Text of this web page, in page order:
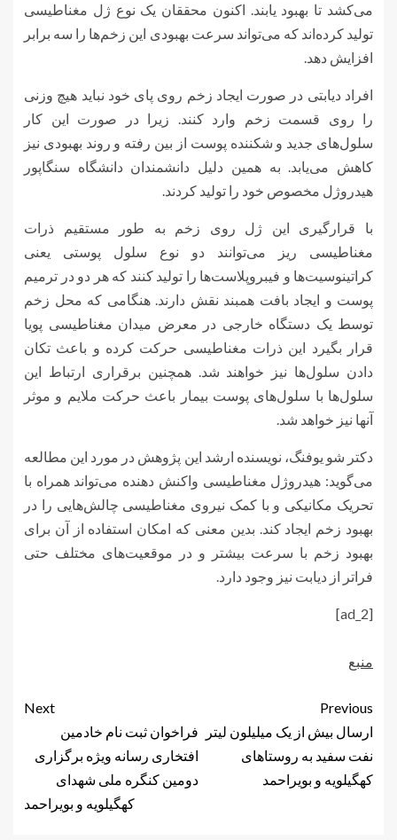
می‌کشد تا بهبود یابند. اکنون محققان یک نوع ژل مغناطیسی
تولید کرده‌اند که می‌تواند سرعت بهبودی این زخم‌ها را سه برابر
افزایش دهد.
افراد دیابتی در صورت ایجاد زخم روی پای خود نباید هیچ وزنی
را روی قسمت زخم وارد کنند. زیرا در صورت این کار
سلول‌های جدید و شکننده پوست از بین رفته و روند بهبودی نیز
کاهش می‌یابد. به همین دلیل دانشمندان دانشگاه سنگاپور
هیدروژل مخصوص خود را تولید کردند.
با قرارگیری این ژل روی زخم به طور مستقیم ذرات
مغناطیسی ریز می‌توانند دو نوع سلول پوستی یعنی
کراتینوسیت‌ها و فیبروپلاست‌ها را تولید کنند که هر دو در ترمیم
پوست و ایجاد بافت همبند نقش دارند. هنگامی که محل زخم
توسط یک دستگاه خارجی در معرض میدان مغناطیسی پویا
قرار بگیرد این ذرات مغناطیسی حرکت کرده و باعث تکان
دادن سلول‌ها نیز خواهند شد. همچنین برقراری ارتباط این
سلول‌ها با سلول‌های پوست بیمار باعث حرکت ملایم و موثر
آنها نیز خواهد شد.
دکتر شو یوفنگ، نویسنده ارشد این پژوهش در مورد این مطالعه
می‌گوید: هیدروژل مغناطیسی واکنش دهنده می‌تواند همراه با
تحریک مکانیکی و با کمک نیروی مغناطیسی چالش‌هایی را در
بهبود زخم ایجاد کند. بدین معنی که امکان استفاده از آن برای
بهبود زخم با سرعت بیشتر و در موقعیت‌های مختلف حتی
فراتر از دیابت نیز وجود دارد.
[ad_2]
منبع
Previous
ارسال بیش از یک میلیلون لیتر
نفت سفید به روستا‌های
کهگیلویه و بویراحمد
Next
فراخوان ثبت نام خادمین
افتخاری رسانه ویژه برگزاری
دومین کنگره ملی شهدای
کهگیلویه و بویراحمد